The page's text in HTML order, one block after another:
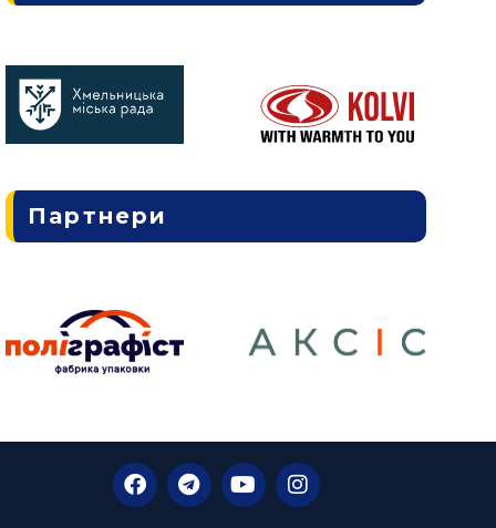
Партнери